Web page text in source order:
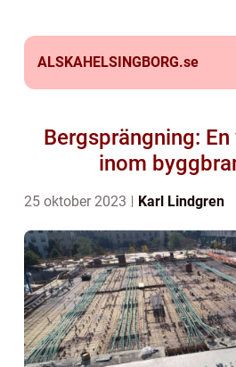
ALSKAHELSINGBORG.se
Bergsprängning:
inom
25 oktober 2023 Karl Lindgren